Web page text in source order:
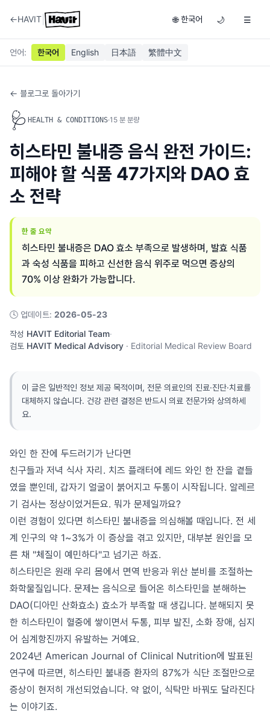
←HAVIT 🌐 한국어 🌙 ☰
언어: 한국어 English 日本語 繁體中文
← 블로그로 돌아가기
🩺 HEALTH & CONDITIONS·15 분 분량
히스타민 불내증 음식 완전 가이드:
피해야 할 식품 47가지와 DAO 효
소 전략
한 줄 요약
히스타민 불내증은 DAO 효소 부족으로 발생하며, 발효 식품
과 숙성 식품을 피하고 신선한 음식 위주로 먹으면 증상의
70% 이상 완화가 가능합니다.
🕓 업데이트: 2026-05-23
작성 HAVIT Editorial Team·
검토 HAVIT Medical Advisory · Editorial Medical Review Board
이 글은 일반적인 정보 제공 목적이며, 전문 의료인의 진료·진단·치료를
대체하지 않습니다. 건강 관련 결정은 반드시 의료 전문가와 상의하세
요.
와인 한 잔에 두드러기가 난다면
친구들과 저녁 식사 자리. 치즈 플래터에 레드 와인 한 잔을 곁들
였을 뿐인데, 갑자기 얼굴이 붉어지고 두통이 시작됩니다. 알레르
기 검사는 정상이었거든요. 뭐가 문제일까요?
이런 경험이 있다면 히스타민 불내증을 의심해볼 때입니다. 전 세
계 인구의 약 1~3%가 이 증상을 겪고 있지만, 대부분 원인을 모
른 채 "체질이 예민하다"고 넘기곤 하죠.
히스타민은 원래 우리 몸에서 면역 반응과 위산 분비를 조절하는
화학물질입니다. 문제는 음식으로 들어온 히스타민을 분해하는
DAO(디아민 산화효소) 효소가 부족할 때 생깁니다. 분해되지 못
한 히스타민이 혈중에 쌓이면서 두통, 피부 발진, 소화 장애, 심지
어 심계항진까지 유발하는 거예요.
2024년 American Journal of Clinical Nutrition에 발표된
연구에 따르면, 히스타민 불내증 환자의 87%가 식단 조절만으로
증상이 현저히 개선되었습니다. 약 없이, 식탁만 바꿔도 달라진다
는 이야기죠.